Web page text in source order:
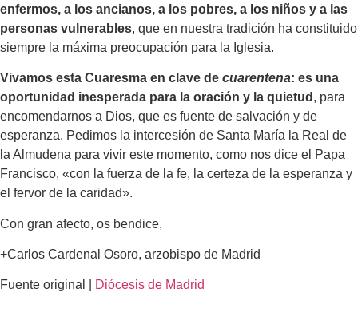
enfermos, a los ancianos, a los pobres, a los niños y a las
personas vulnerables, que en nuestra tradición ha constituido
siempre la máxima preocupación para la Iglesia.
Vivamos esta Cuaresma en clave de cuarentena: es una
oportunidad inesperada para la oración y la quietud , para
encomendarnos a Dios, que es fuente de salvación y de
esperanza. Pedimos la intercesión de Santa María la Real de
la Almudena para vivir este momento, como nos dice el Papa
Francisco, «con la fuerza de la fe, la certeza de la esperanza y
el fervor de la caridad».
Con gran afecto, os bendice,
+Carlos Cardenal Osoro, arzobispo de Madrid
Fuente original | Diócesis de Madrid